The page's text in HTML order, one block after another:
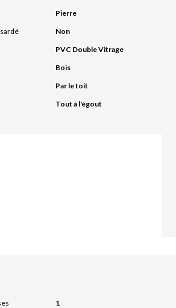
Pierre
Non
PVC Double Vitrage
Bois
Par le toit
Tout à l'égout
1